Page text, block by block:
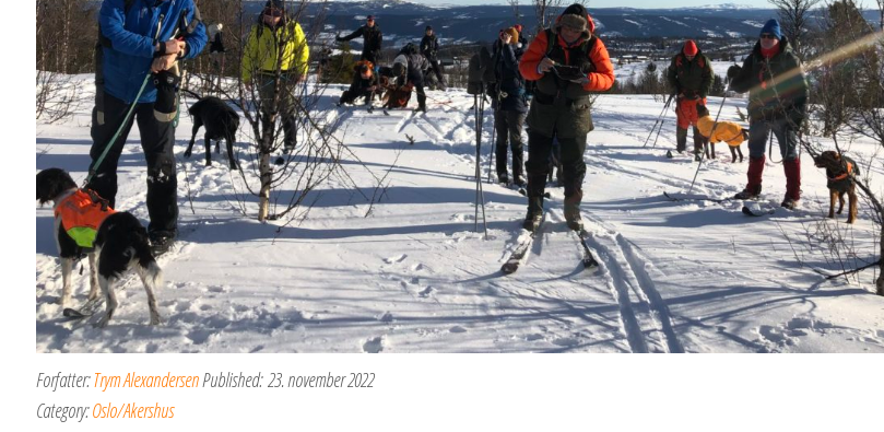
Forfatter:Trym AlexandersenPublished: 23. november 2022
Category:Oslo/Akershus